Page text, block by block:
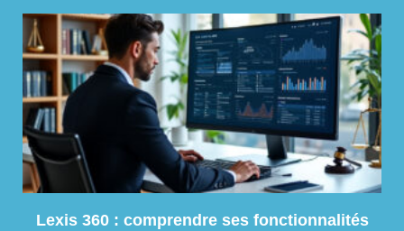
Lexis 360 : comprendre ses fonctionnalités